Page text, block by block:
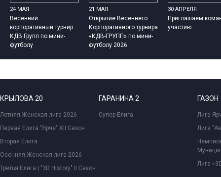
24 МАЯ
Весенний
корпоративный турнир
КДВ Групп по мини-
футболу
21 МАЯ
Открытие Весеннего
Корпоративного турнира
«КДВ-ГРУПП» по мини-
футболу 2026
30 АПРЕЛЯ
Приглашаем
участию
КРЫЛОВА 20
Летняя Женская лига 2026
Первая Елига "Ярче" XII Сезон
Вторая Елига
Осенняя Женская лига 2026
Третья Елига | "3D History" II Сезон
ГАРАНИНА 2
Супер Елига
ГАЗОН
Лига
Лига
Лига